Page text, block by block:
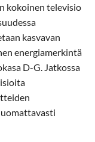
kokoinen televisio
kasvavan
energiamerkintä
D-G. Jatkossa